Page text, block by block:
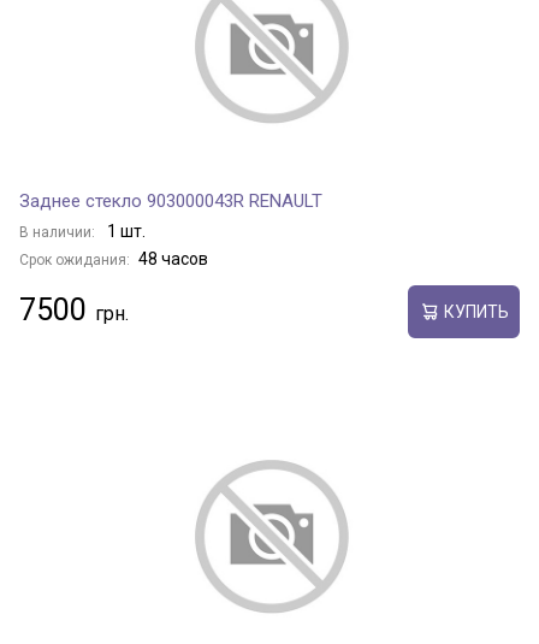
Заднее стекло 903000043R RENAULT
В наличии: 1 шт.
Срок ожидания: 48 часов
7500 КУПИТЬ